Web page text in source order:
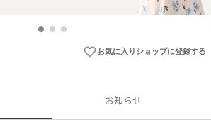
favorite_borderお気に入りショップに登録する
お知らせ